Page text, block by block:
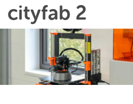
cityfab 2